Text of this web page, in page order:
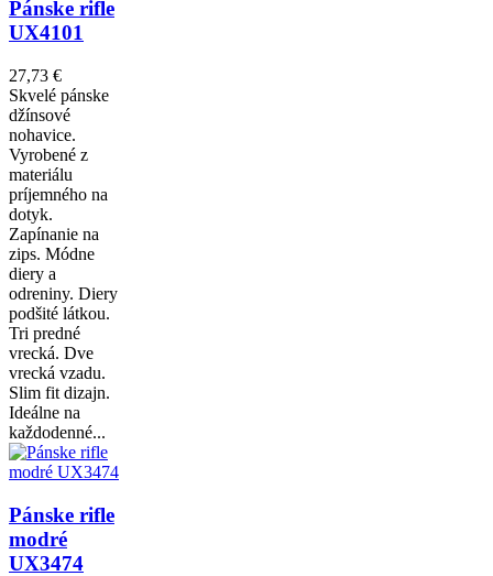
Pánske rifle
UX4101
27,73 €
Skvelé pánske
džínsové
nohavice.
Vyrobené z
materiálu
príjemného na
dotyk.
Zapínanie na
zips. Módne
diery a
odreniny. Diery
podšité látkou.
Tri predné
vrecká. Dve
vrecká vzadu.
Slim fit dizajn.
Ideálne na
každodenné...
Pánske rifle
modré
UX3474